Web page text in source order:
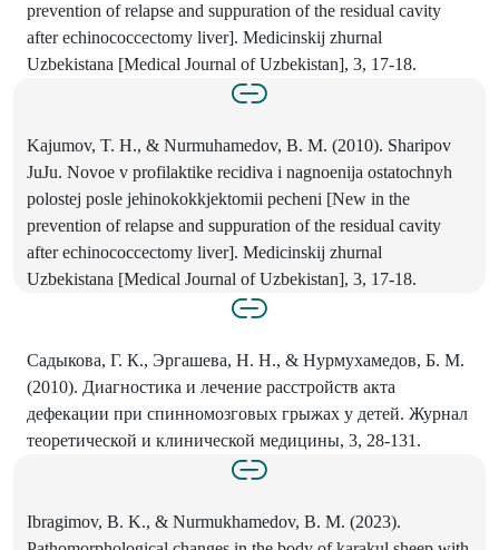
prevention of relapse and suppuration of the residual cavity
after echinococcectomy liver]. Medicinskij zhurnal
Uzbekistana [Medical Journal of Uzbekistan], 3, 17-18.
Kajumov, T. H., & Nurmuhamedov, B. M. (2010). Sharipov
JuJu. Novoe v profilaktike recidiva i nagnoenija ostatochnyh
polostej posle jehinokokkjektomii pecheni [New in the
prevention of relapse and suppuration of the residual cavity
after echinococcectomy liver]. Medicinskij zhurnal
Uzbekistana [Medical Journal of Uzbekistan], 3, 17-18.
Садыкова, Г. К., Эргашева, Н. Н., & Нурмухамедов, Б. М.
(2010). Диагностика и лечение расстройств акта
дефекации при спинномозговых грыжах у детей. Журнал
теоретической и клинической медицины, 3, 28-131.
Ibragimov, B. K., & Nurmukhamedov, B. M. (2023).